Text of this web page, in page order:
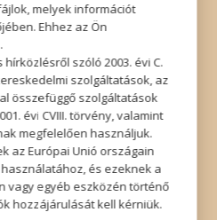
melyek információt
Ehhez az Ön
szóló 2003. évi C.
szolgáltatások, az
összefüggő szolgáltatások
évi CVIII. törvény, valamint
megfelelően használjuk.
az Európai Unió országain
és ezeknek a
vagy egyéb eszközén történő
hozzájárulását kell kérniük.